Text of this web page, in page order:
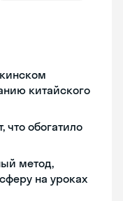
китайского
что обогатило
метод,
на уроках